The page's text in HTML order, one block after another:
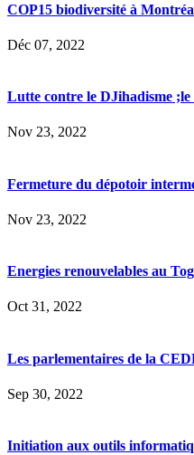
COP15 biodiversité à
Déc 07, 2022
Lutte contre le DJihadisme
Nov 23, 2022
Fermeture du dépotoir
Nov 23, 2022
Energies renouvelables au
Oct 31, 2022
Les parlementaires de la
Sep 30, 2022
Initiation aux outils